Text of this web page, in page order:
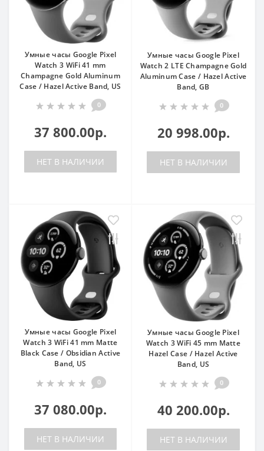
Умные часы Google Pixel
Watch 3 WiFi 41 mm
Champagne Gold Aluminum
Case / Hazel Active Band, US
0
37 800.00р.
НЕТ В НАЛИЧИИ
Умные часы Google Pixel
Watch 2 LTE Champagne Gold
Aluminum Case / Hazel Active
Band, GB
0
20 998.00р.
НЕТ В НАЛИЧИИ
Умные часы Google Pixel
Watch 3 WiFi 41 mm Matte
Black Case / Obsidian Active
Band, US
0
37 080.00р.
НЕТ В НАЛИЧИИ
Умные часы Google Pixel
Watch 3 WiFi 45 mm Matte
Hazel Case / Hazel Active
Band, US
0
40 200.00р.
НЕТ В НАЛИЧИИ